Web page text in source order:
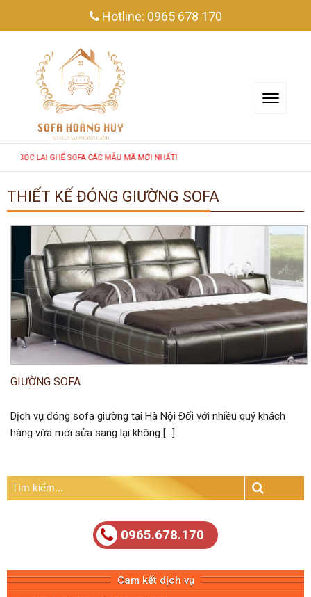
Hotline: 0965 678 170
BỌC LẠI GHẾ SOFA CÁC MẪU MÃ MỚI NHẤT!
THIẾT KẾ ĐÓNG GIƯỜNG SOFA
GIƯỜNG SOFA
Dịch vụ đóng sofa giường tại Hà Nội Đối với nhiều quý khách
hàng vừa mới sửa sang lại không […]
Tìm
kiếm:
0965.678.170
Cam kết dịch vụ